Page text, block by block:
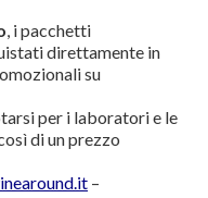
, i pacchetti
direttamente in
su
per i laboratori e le
di un prezzo
–